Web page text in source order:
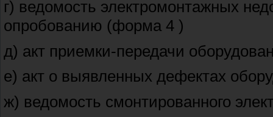
г) ведомость электромонтажных
опробованию (форма 4 )
д) акт приемки-передачи
е) акт о выявленных дефектах
ж) ведомость смонтированного